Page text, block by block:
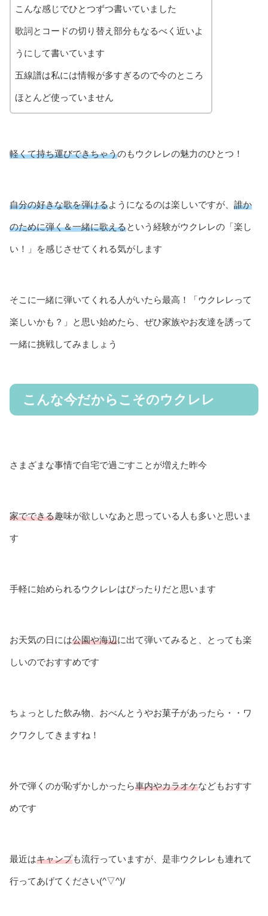
こんな感じでひとつずつ書いていました
歌詞とコードの切り替え部分もなるべく近いよ
うにして書いています
五線譜は私には情報が多すぎるので今のところ
ほとんど使っていません
軽くて持ち運びできちゃうのもウクレレの魅力のひとつ！
自分の好きな歌を弾けるようになるのは楽しいですが、 誰か
のために弾く＆一緒に歌えるという経験がウクレレの「楽し
い！」を感じさせてくれる気がします
そこに一緒に弾いてくれる人がいたら最高！「ウクレレって
楽しいかも？」と思い始めたら、ぜひ家族やお友達を誘って
一緒に挑戦してみましょう
こんな今だからこそのウクレレ
さまざまな事情で自宅で過ごすことが増えた昨今
家でできる趣味が欲しいなあと思っている人も多いと思いま
す
手軽に始められるウクレレはぴったりだと思います
お天気の日には公園や海辺に出て弾いてみると、とっても楽
しいのでおすすめです
ちょっとした飲み物、おべんとうやお菓子があったら・・ワ
クワクしてきますね！
外で弾くのが恥ずかしかったら車内やカラオケなどもおすす
めです
最近はキャンプも流行っていますが、是非ウクレレも連れて
行ってあげてください(^▽^)/